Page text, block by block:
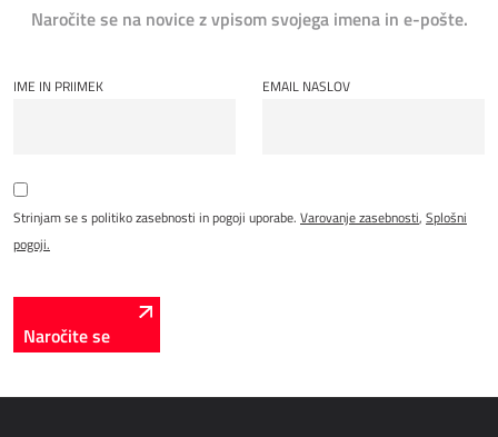
Naročite se na novice z vpisom svojega imena in e-pošte.
IME IN PRIIMEK EMAIL NASLOV
Strinjam se s politiko zasebnosti in pogoji uporabe. Varovanje zasebnosti, Splošni
pogoji.
Naročite se